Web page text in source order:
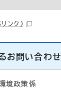
ンク）
お問い合わせ
境政策係